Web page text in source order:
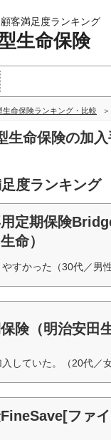
客満足度ランキング
生命保険
生命保険ランキング・比較
生命保険の加
度ランキング
定期保険
命）
すかった（30代／男性
険（明治安田生
していた。（20代／女
ファ